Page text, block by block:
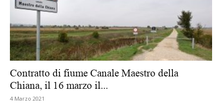
Contratto di fiume Canale Maestro della
Chiana, il 16 marzo il...
4 Marzo 2021